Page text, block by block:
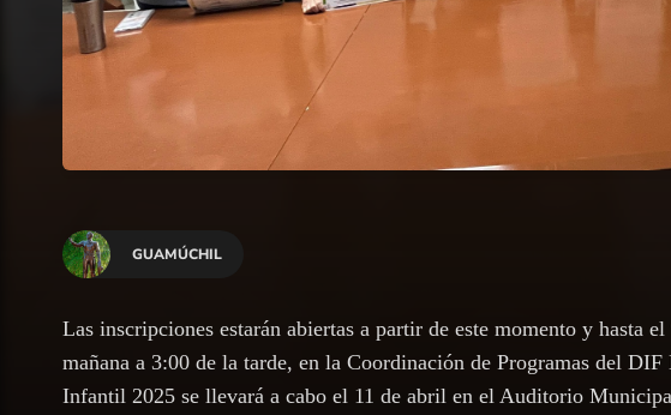
GUAMÚCHIL
Las inscripciones estarán abiertas a partir de este momento y hasta
mañana a 3:00 de la tarde, en la Coordinación de Programas del
Infantil 2025 se llevará a cabo el 11 de abril en el Auditorio